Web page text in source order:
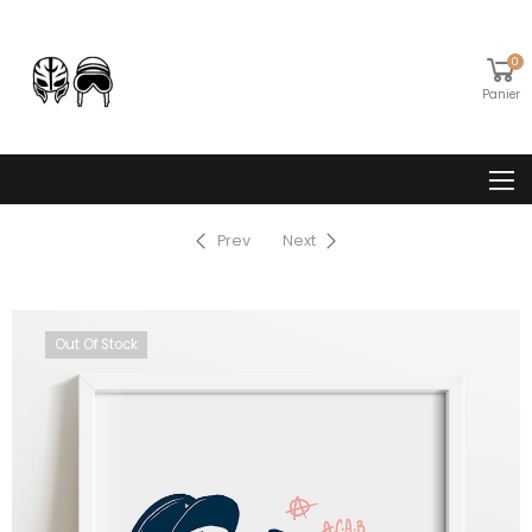
0
Panier
Prev Next
Out Of Stock